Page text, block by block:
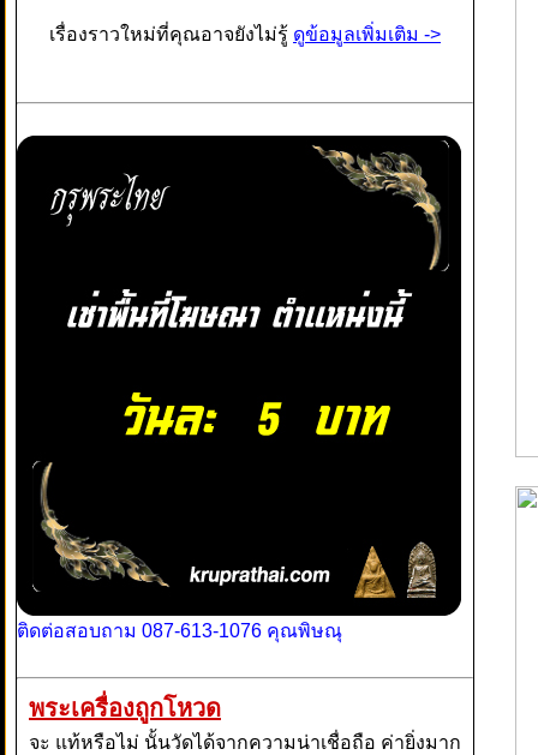
เรื่องราวใหม่ที่คุณอาจยังไม่รู้ ดูข้อมูลเพิ่มเติม ->
ติดต่อสอบถาม 087-613-1076 คุณพิษณุ
พระเครื่องถูกโหวด
จะ แท้หรือไม่ นั้นวัดได้จากความน่าเชื่อถือ ค่ายิ่งมาก